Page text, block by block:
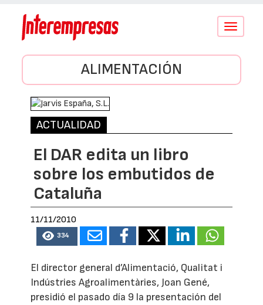
Conmutar
ALIMENTACIÓN
ACTUALIDAD
El DAR edita un libro
sobre los embutidos de
Cataluña
11/11/2010
334
El director general d’Alimentació, Qualitat i
Indústries Agroalimentàries, Joan Gené,
presidió el pasado día 9 la presentación del